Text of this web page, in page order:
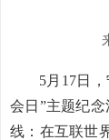
5月17日
会日”主题纪
线：在互联世